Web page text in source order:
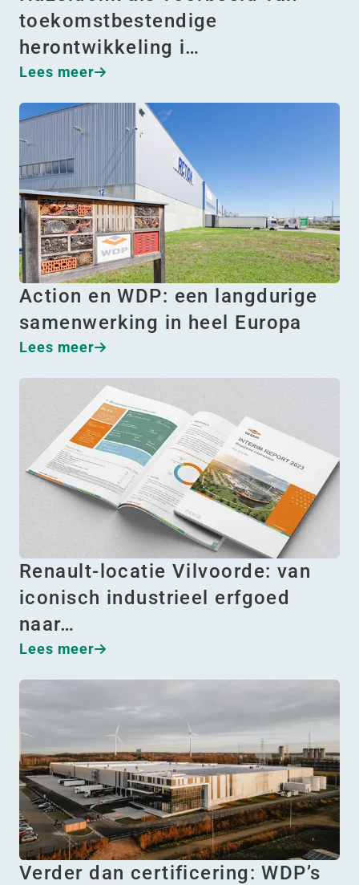
toekomstbestendige
herontwikkeling i…
Lees meer
Action en WDP: een langdurige
samenwerking in heel Europa
Lees meer
Renault-locatie Vilvoorde: van
iconisch industrieel erfgoed
naar…
Lees meer
Verder dan certificering: WDP’s